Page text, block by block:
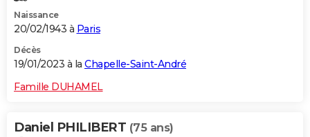
Naissance
20/02/1943 à Paris
Décès
19/01/2023 à la Chapelle-Saint-André
Famille DUHAMEL
Daniel PHILIBERT (75 ans)